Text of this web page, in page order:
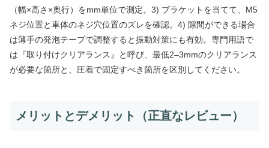
（幅×高さ×奥行）をmm単位で測定。3) ブラケットを当てて、M5
ネジ位置と車体のネジ穴位置のズレを確認。4) 隙間ができる場合
は薄手の発泡テープで調整すると振動対策にも有効。専門用語で
は『取り付けクリアランス』と呼び、最低2–3mmのクリアランス
が必要な箇所と、圧着で固定すべき箇所を区別してください。
メリットとデメリット（正直なレビュー）